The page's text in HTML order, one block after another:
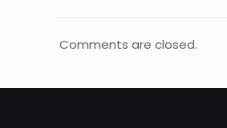
Comments are closed.